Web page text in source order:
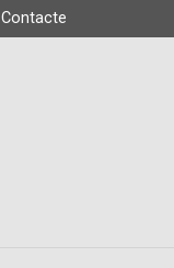
Contacte